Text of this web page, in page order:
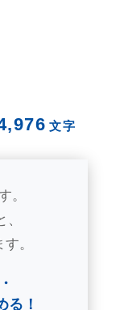
文字
。
。
る！